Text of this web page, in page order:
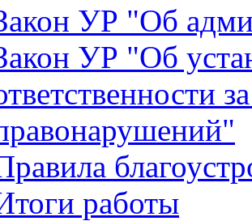
УР "Об
УР "Об
работы